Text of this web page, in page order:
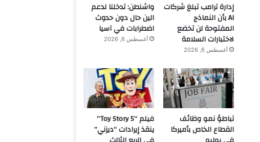
إدارة ترامب تبلغ شركات
AI بأن النماذج
المفتوحة لن تخضع
لاختبارات السلامة
أغسطس 6, 2026
واشنطن: تدخلنا لدعم
الين حال دون حدوث
اضطرابات في آسيا
أغسطس 6, 2026
تباطؤ نمو وظائف
القطاع الخاص بأميركا
فيلم “Toy Story 5”
ينقذ إيرادات “ديزني”